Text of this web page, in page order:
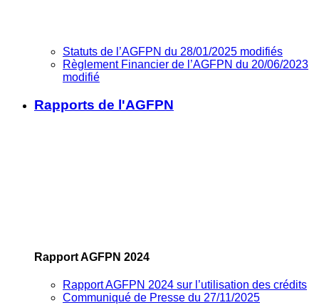
Statuts de l’AGFPN du 28/01/2025 modifiés
Règlement Financier de l’AGFPN du 20/06/2023
modifié
Rapports de l'AGFPN
Rapport AGFPN 2024
Rapport AGFPN 2024 sur l’utilisation des crédits
Communiqué de Presse du 27/11/2025